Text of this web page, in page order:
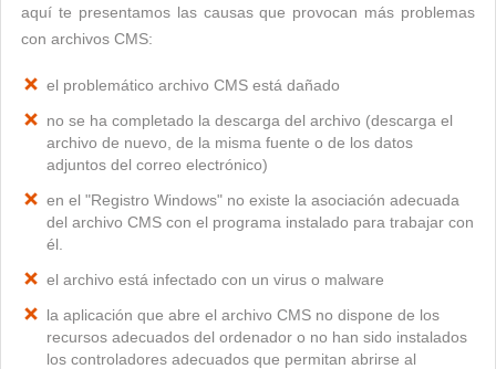
aquí te presentamos las causas que provocan más problemas
con archivos CMS:
el problemático archivo CMS está dañado
no se ha completado la descarga del archivo (descarga el
archivo de nuevo, de la misma fuente o de los datos
adjuntos del correo electrónico)
en el "Registro Windows" no existe la asociación adecuada
del archivo CMS con el programa instalado para trabajar con
él.
el archivo está infectado con un virus o malware
la aplicación que abre el archivo CMS no dispone de los
recursos adecuados del ordenador o no han sido instalados
los controladores adecuados que permitan abrirse al